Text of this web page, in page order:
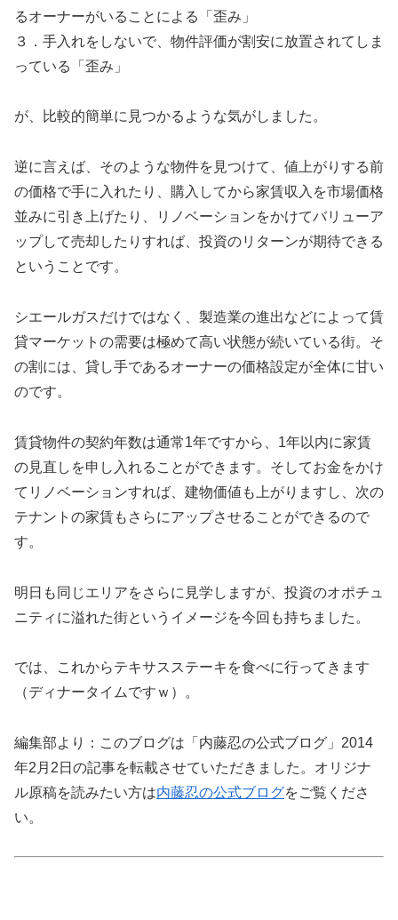
るオーナーがいることによる「歪み」
３．手入れをしないで、物件評価が割安に放置されてしま
っている「歪み」
が、比較的簡単に見つかるような気がしました。
逆に言えば、そのような物件を見つけて、値上がりする前
の価格で手に入れたり、購入してから家賃収入を市場価格
並みに引き上げたり、リノベーションをかけてバリューア
ップして売却したりすれば、投資のリターンが期待できる
ということです。
シエールガスだけではなく、製造業の進出などによって賃
貸マーケットの需要は極めて高い状態が続いている街。そ
の割には、貸し手であるオーナーの価格設定が全体に甘い
のです。
賃貸物件の契約年数は通常1年ですから、1年以内に家賃
の見直しを申し入れることができます。そしてお金をかけ
てリノベーションすれば、建物価値も上がりますし、次の
テナントの家賃もさらにアップさせることができるので
す。
明日も同じエリアをさらに見学しますが、投資のオポチュ
ニティに溢れた街というイメージを今回も持ちました。
では、これからテキサスステーキを食べに行ってきます
（ディナータイムですｗ）。
編集部より：このブログは「内藤忍の公式ブログ」2014
年2月2日の記事を転載させていただきました。オリジナ
ル原稿を読みたい方は内藤忍の公式ブログをご覧くださ
い。